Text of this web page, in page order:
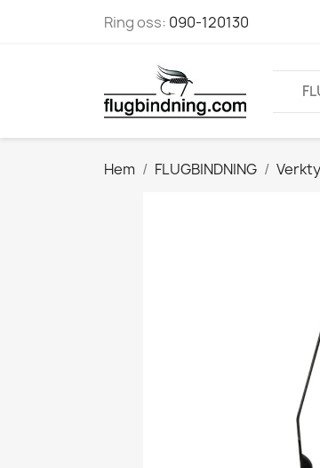
Ring oss: 090-120130
Hem FLUGBINDNING